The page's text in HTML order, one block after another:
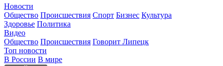
Новости
Общество Происшествия Спорт Бизнес Культура
Здоровье Политика
Видео
Общество Происшествия Говорит Липецк
Топ новости
В России В мире